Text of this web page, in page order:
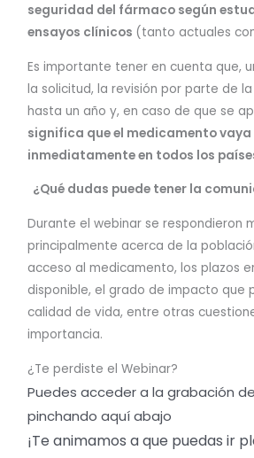
seguridad del fármaco según
ensayos clínicos (tanto actuales
Es importante tener en cuenta que,
la solicitud, la revisión por parte de
hasta un año y, en caso de que se
significa que el medicamento
inmediatamente en todos los
¿Qué dudas puede tener la
Durante el webinar se respondieron
principalmente acerca de la
acceso al medicamento, los plazos
disponible, el grado de impacto que
calidad de vida, entre otras
importancia.
¿Te perdiste el Webinar?
Puedes acceder a la grabación
pinchando aquí abajo
¡Te animamos a que puedas ir